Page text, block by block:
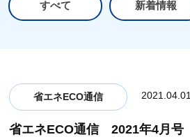
すべて 新着情報
省エネECO通信 2021.04.01
省エネECO通信 2021年4月号